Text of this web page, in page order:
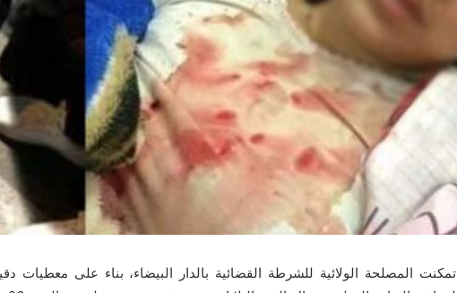
تمكنت المصلحة الولائية للشرطة القضائية بالدار البيضاء، بناء على معطيات